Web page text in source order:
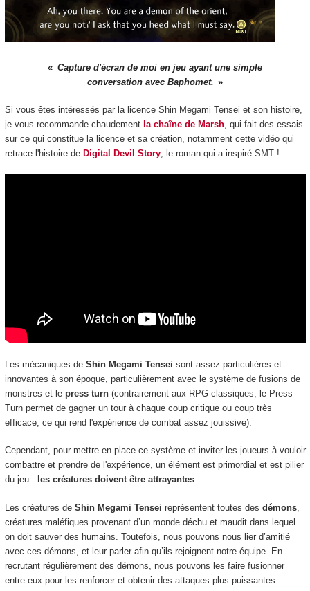
Capture d'écran de moi en jeu ayant une simple
conversation avec Baphomet.
Si vous êtes intéressés par la licence Shin Megami Tensei et son histoire,
je vous recommande chaudement la chaîne de Marsh, qui fait des essais
sur ce qui constitue la licence et sa création, notamment cette vidéo qui
retrace l'histoire de Digital Devil Story, le roman qui a inspiré SMT !
Les mécaniques de Shin Megami Tensei sont assez particulières et
innovantes à son époque, particulièrement avec le système de fusions de
monstres et le press turn(contrairement aux RPG classiques, le Press
Turn permet de gagner un tour à chaque coup critique ou coup très
efficace, ce qui rend l'expérience de combat assez jouissive).
Cependant, pour mettre en place ce système et inviter les joueurs à vouloir
combattre et prendre de l'expérience, un élément est primordial et est pilier
du jeu : les créatures doivent être attrayantes.
Les créatures de Shin Megami Tensei représentent toutes des démons,
créatures maléfiques provenant d’un monde déchu et maudit dans lequel
on doit sauver des humains. Toutefois, nous pouvons nous lier d’amitié
avec ces démons, et leur parler afin qu’ils rejoignent notre équipe. En
recrutant régulièrement des démons, nous pouvons les faire fusionner
entre eux pour les renforcer et obtenir des attaques plus puissantes.